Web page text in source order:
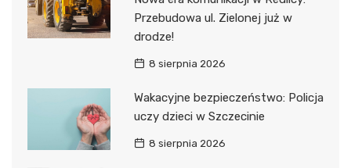
Przebudowa ul. Zielonej już w
drodze!
8 sierpnia 2026
Wakacyjne bezpieczeństwo: Policja
uczy dzieci w Szczecinie
8 sierpnia 2026